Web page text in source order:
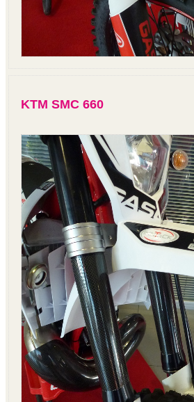
KTM SMC 660